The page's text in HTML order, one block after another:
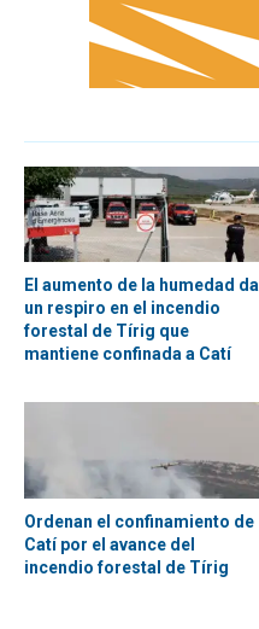
El aumento de la humedad da
un respiro en el incendio
forestal de Tírig que
mantiene confinada a Catí
Ordenan el confinamiento de
Catí por el avance del
incendio forestal de Tírig